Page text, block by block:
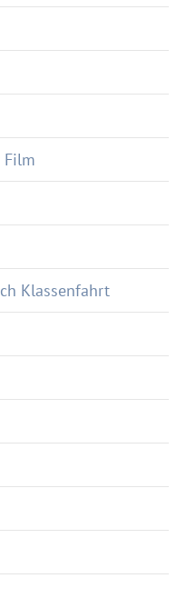
Film
Klassenfahrt